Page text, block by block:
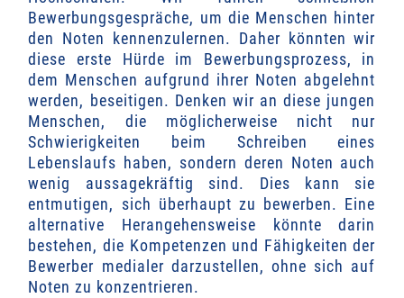
Bewerbungsgespräche, um die Menschen hinter
den Noten kennenzulernen. Daher könnten wir
diese erste Hürde im Bewerbungsprozess, in
dem Menschen aufgrund ihrer Noten abgelehnt
werden, beseitigen. Denken wir an diese jungen
Menschen, die möglicherweise nicht nur
Schwierigkeiten beim Schreiben eines
Lebenslaufs haben, sondern deren Noten auch
wenig aussagekräftig sind. Dies kann sie
entmutigen, sich überhaupt zu bewerben. Eine
alternative Herangehensweise könnte darin
bestehen, die Kompetenzen und Fähigkeiten der
Bewerber medialer darzustellen, ohne sich auf
Noten zu konzentrieren.